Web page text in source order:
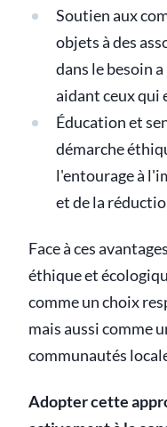
Soutien aux
objets à des
dans le besoin
aidant ceux qui
Éducation et
démarche
l'entourage à
et de la
Face à ces
éthique et
comme un choix
mais aussi comme
communautés
Adopter cette